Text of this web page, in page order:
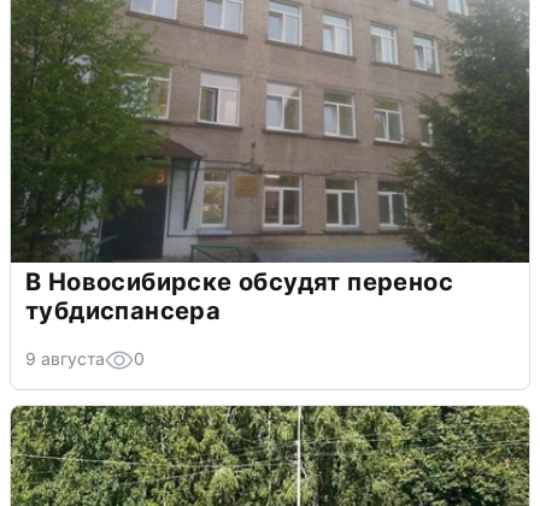
В Новосибирске обсудят перенос
тубдиспансера
9 августа 0